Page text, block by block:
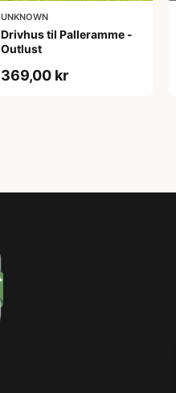
UNKNOWN
Drivhus til Palleramme -
Outlust
369,00 kr